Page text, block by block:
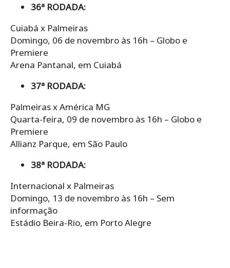
36ª RODADA:
Cuiabá x Palmeiras
Domingo, 06 de novembro às 16h – Globo e
Premiere
Arena Pantanal, em Cuiabá
37ª RODADA:
Palmeiras x América MG
Quarta-feira, 09 de novembro às 16h – Globo e
Premiere
Allianz Parque, em São Paulo
38ª RODADA:
Internacional x Palmeiras
Domingo, 13 de novembro às 16h – Sem
informação
Estádio Beira-Rio, em Porto Alegre